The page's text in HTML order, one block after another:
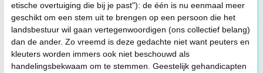
etische overtuiging die bij je past"): de één is nu eenmaal meer
geschikt om een stem uit te brengen op een persoon die het
landsbestuur wil gaan vertegenwoordigen (ons collectief belang)
dan de ander. Zo vreemd is deze gedachte niet want peuters en
kleuters worden immers ook niet beschouwd als
handelingsbekwaam om te stemmen. Geestelijk gehandicapten